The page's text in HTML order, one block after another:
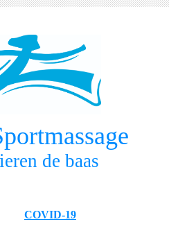
de baas
COVID-19